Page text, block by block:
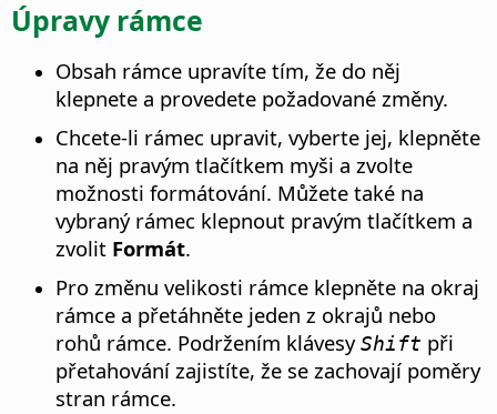
Úpravy rámce
Obsah rámce upravíte tím, že do něj
klepnete a provedete požadované změny.
Chcete-li rámec upravit, vyberte jej, klepněte
na něj pravým tlačítkem myši a zvolte
možnosti formátování. Můžete také na
vybraný rámec klepnout pravým tlačítkem a
zvolit Formát.
Pro změnu velikosti rámce klepněte na okraj
rámce a přetáhněte jeden z okrajů nebo
rohů rámce. Podržením klávesyShift při
přetahování zajistíte, že se zachovají poměry
stran rámce.